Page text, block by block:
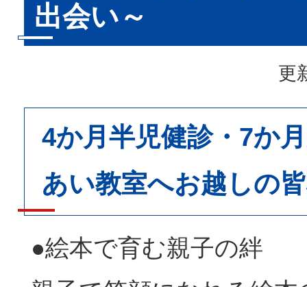
出会い～
更
4か月半児健診・7か
あい教室へお越しの
●絵本で育む親子の絆